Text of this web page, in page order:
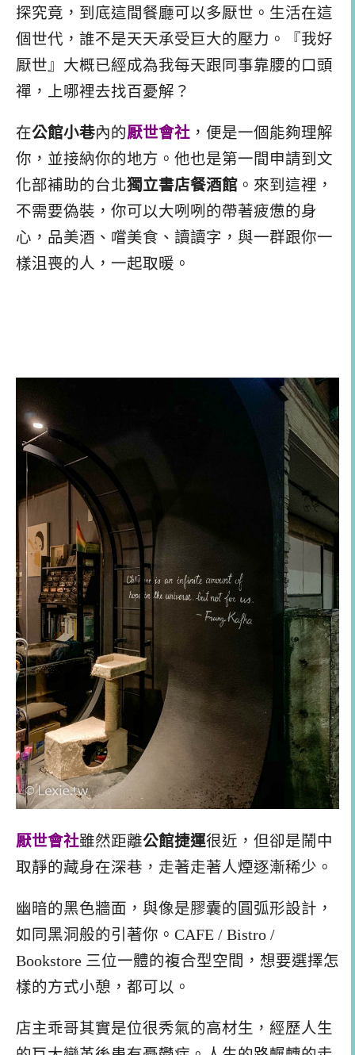
探究竟，到底這間餐廳可以多厭世。生活在這
個世代，誰不是天天承受巨大的壓力。『我好
厭世』大概已經成為我每天跟同事靠腰的口頭
禪，上哪裡去找百憂解？
在公館小巷內的厭世會社 ，便是一個能夠理解
你，並接納你的地方。他也是第一間申請到文
化部補助的台北獨立書店餐酒館 。來到這裡，
不需要偽裝，你可以大咧咧的帶著疲憊的身
心，品美酒、嚐美食、讀讀字，與一群跟你一
樣沮喪的人，一起取暖。
厭世會社雖然距離公館捷運很近，但卻是鬧中
取靜的藏身在深巷，走著走著人煙逐漸稀少。
幽暗的黑色牆面，與像是膠囊的圓弧形設計，
如同黑洞般的引著你。CAFE / Bistro /
Bookstore 三位一體的複合型空間，想要選擇怎
樣的方式小憩，都可以。
店主乖哥其實是位很秀氣的高材生，經歷人生